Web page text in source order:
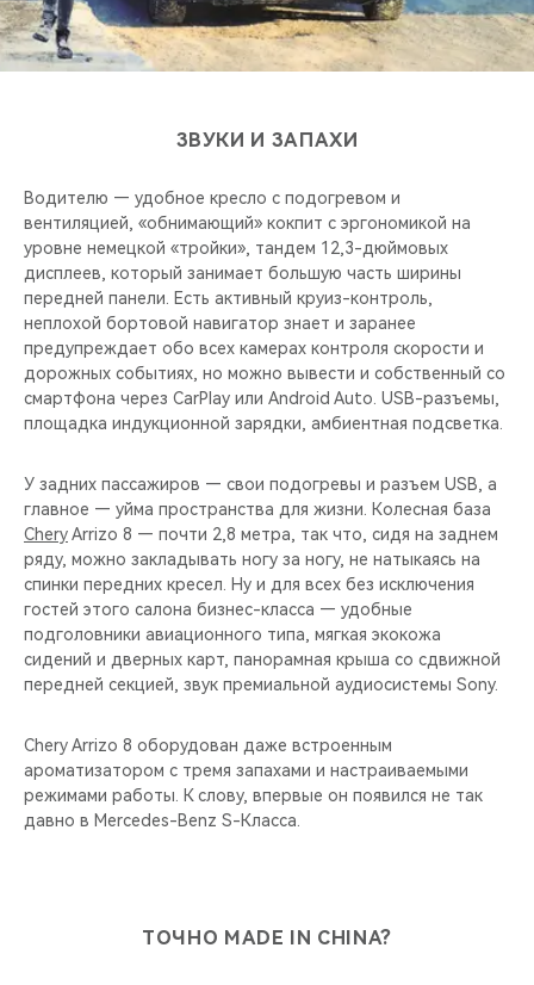
ЗВУКИ И ЗАПАХИ
Водителю — удобное кресло с подогревом и
вентиляцией, «обнимающий» кокпит с эргономикой на
уровне немецкой «тройки», тандем 12,3-дюймовых
дисплеев, который занимает большую часть ширины
передней панели. Есть активный круиз-контроль,
неплохой бортовой навигатор знает и заранее
предупреждает обо всех камерах контроля скорости и
дорожных событиях, но можно вывести и собственный со
смартфона через CarPlay или Android Auto. USB-разъемы,
площадка индукционной зарядки, амбиентная подсветка.
У задних пассажиров — свои подогревы и разъем USB, а
главное — уйма пространства для жизни. Колесная база
CheryArrizo 8 — почти 2,8 метра, так что, сидя на заднем
ряду, можно закладывать ногу за ногу, не натыкаясь на
спинки передних кресел. Ну и для всех без исключения
гостей этого салона бизнес-класса — удобные
подголовники авиационного типа, мягкая экокожа
сидений и дверных карт, панорамная крыша со сдвижной
передней секцией, звук премиальной аудиосистемы Sony.
Chery Arrizo 8 оборудован даже встроенным
ароматизатором с тремя запахами и настраиваемыми
режимами работы. К слову, впервые он появился не так
давно в Mercedes-Benz S-Класса.
ТОЧНО MADE IN CHINA?